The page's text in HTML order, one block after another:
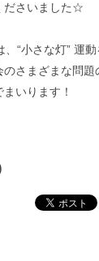
ださいました☆
“小さな灯” 運動
のさまざまな問題
いります！